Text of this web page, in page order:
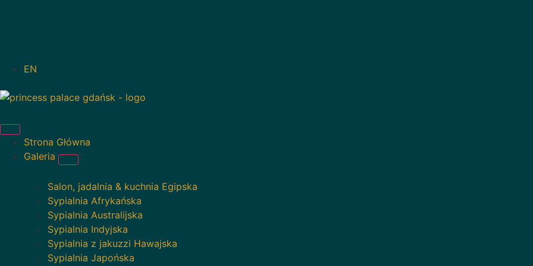
EN
Strona Główna
Galeria
Salon, jadalnia & kuchnia Egipska
Sypialnia Afrykańska
Sypialnia Australijska
Sypialnia Indyjska
Sypialnia z jakuzzi Hawajska
Sypialnia Japońska